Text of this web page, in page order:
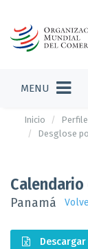
MENU
Inicio
Desglose
Panamá
Descargar